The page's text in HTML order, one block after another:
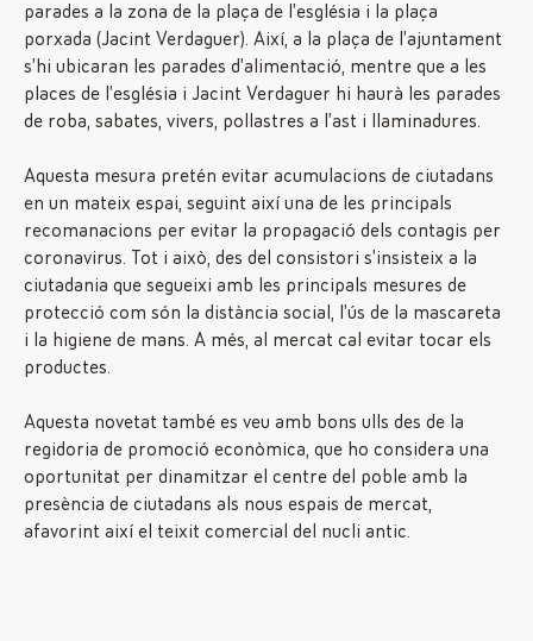
parades a la zona de la plaça de l’església i la plaça
porxada (Jacint Verdaguer). Així, a la plaça de l’ajuntament
s’hi ubicaran les parades d’alimentació, mentre que a les
places de l’església i Jacint Verdaguer hi haurà les parades
de roba, sabates, vivers, pollastres a l’ast i llaminadures.
Aquesta mesura pretén evitar acumulacions de ciutadans
en un mateix espai, seguint així una de les principals
recomanacions per evitar la propagació dels contagis per
coronavirus. Tot i això, des del consistori s’insisteix a la
ciutadania que segueixi amb les principals mesures de
protecció com són la distància social, l’ús de la mascareta
i la higiene de mans. A més, al mercat cal evitar tocar els
productes.
Aquesta novetat també es veu amb bons ulls des de la
regidoria de promoció econòmica, que ho considera una
oportunitat per dinamitzar el centre del poble amb la
presència de ciutadans als nous espais de mercat,
afavorint així el teixit comercial del nucli antic.